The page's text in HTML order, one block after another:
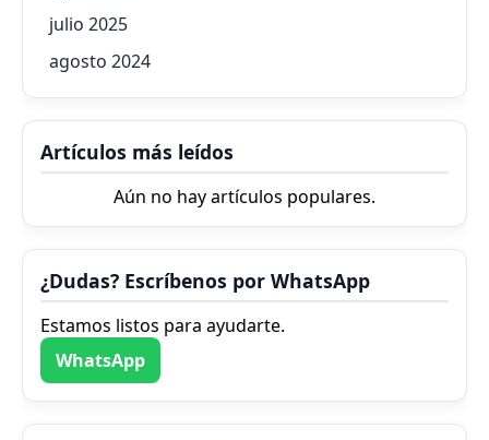
julio 2025
agosto 2024
Artículos más leídos
Aún no hay artículos populares.
¿Dudas? Escríbenos por WhatsApp
Estamos listos para ayudarte.
WhatsApp